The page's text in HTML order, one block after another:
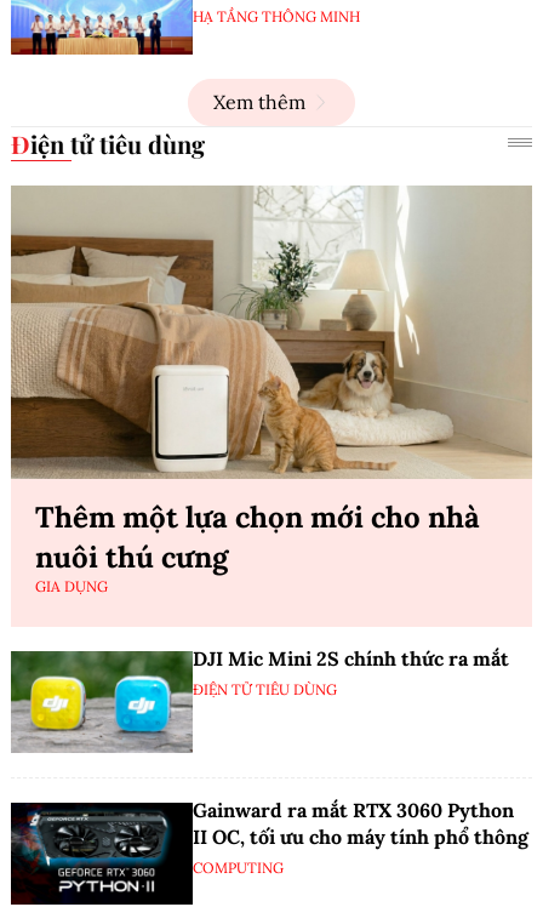
HẠ TẦNG THÔNG MINH
Xem thêm
Điện tử tiêu dùng
Thêm một lựa chọn mới cho nhà
nuôi thú cưng
GIA DỤNG
DJI Mic Mini 2S chính thức ra mắt
ĐIỆN TỬ TIÊU DÙNG
Gainward ra mắt RTX 3060 Python
II OC, tối ưu cho máy tính phổ thông
COMPUTING